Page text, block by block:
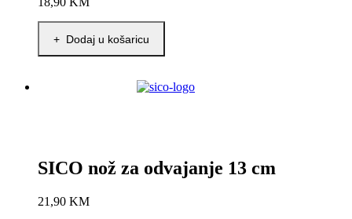
+ Dodaj u košaricu
SICO nož za odvajanje 13 cm
21,90 KM